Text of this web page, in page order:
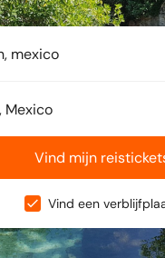
Vind mijn
Vind een